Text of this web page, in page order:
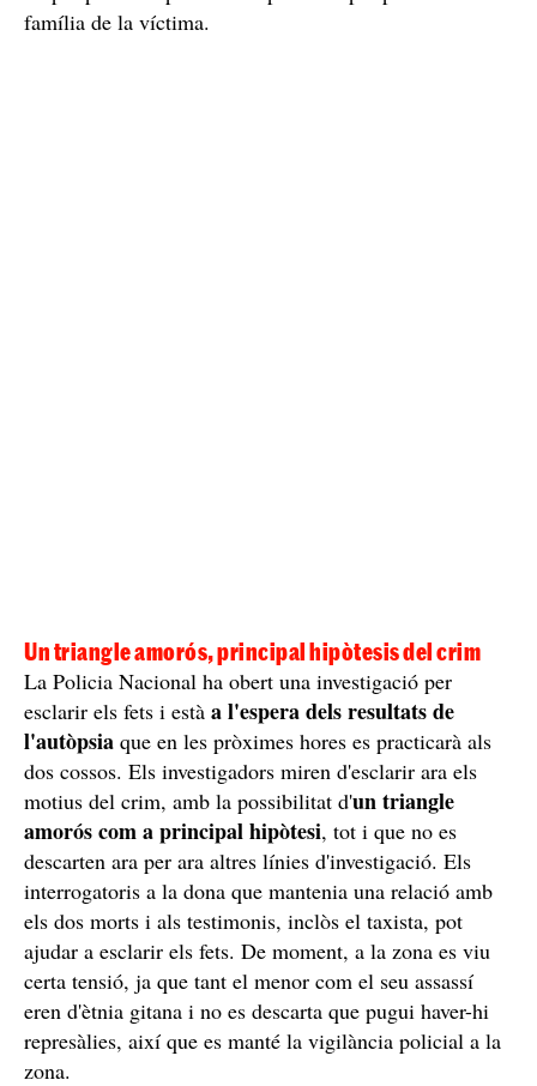
família de la víctima.
Un triangle amorós, principal hipòtesis del crim
La Policia Nacional ha obert una investigació per
esclarir els fets i està a l'espera dels resultats de
l'autòpsia que en les pròximes hores es practicarà als
dos cossos. Els investigadors miren d'esclarir ara els
motius del crim, amb la possibilitat d'un triangle
amorós com a principal hipòtesi, tot i que no es
descarten ara per ara altres línies d'investigació. Els
interrogatoris a la dona que mantenia una relació amb
els dos morts i als testimonis, inclòs el taxista, pot
ajudar a esclarir els fets. De moment, a la zona es viu
certa tensió, ja que tant el menor com el seu assassí
eren d'ètnia gitana i no es descarta que pugui haver-hi
represàlies, així que es manté la vigilància policial a la
zona.